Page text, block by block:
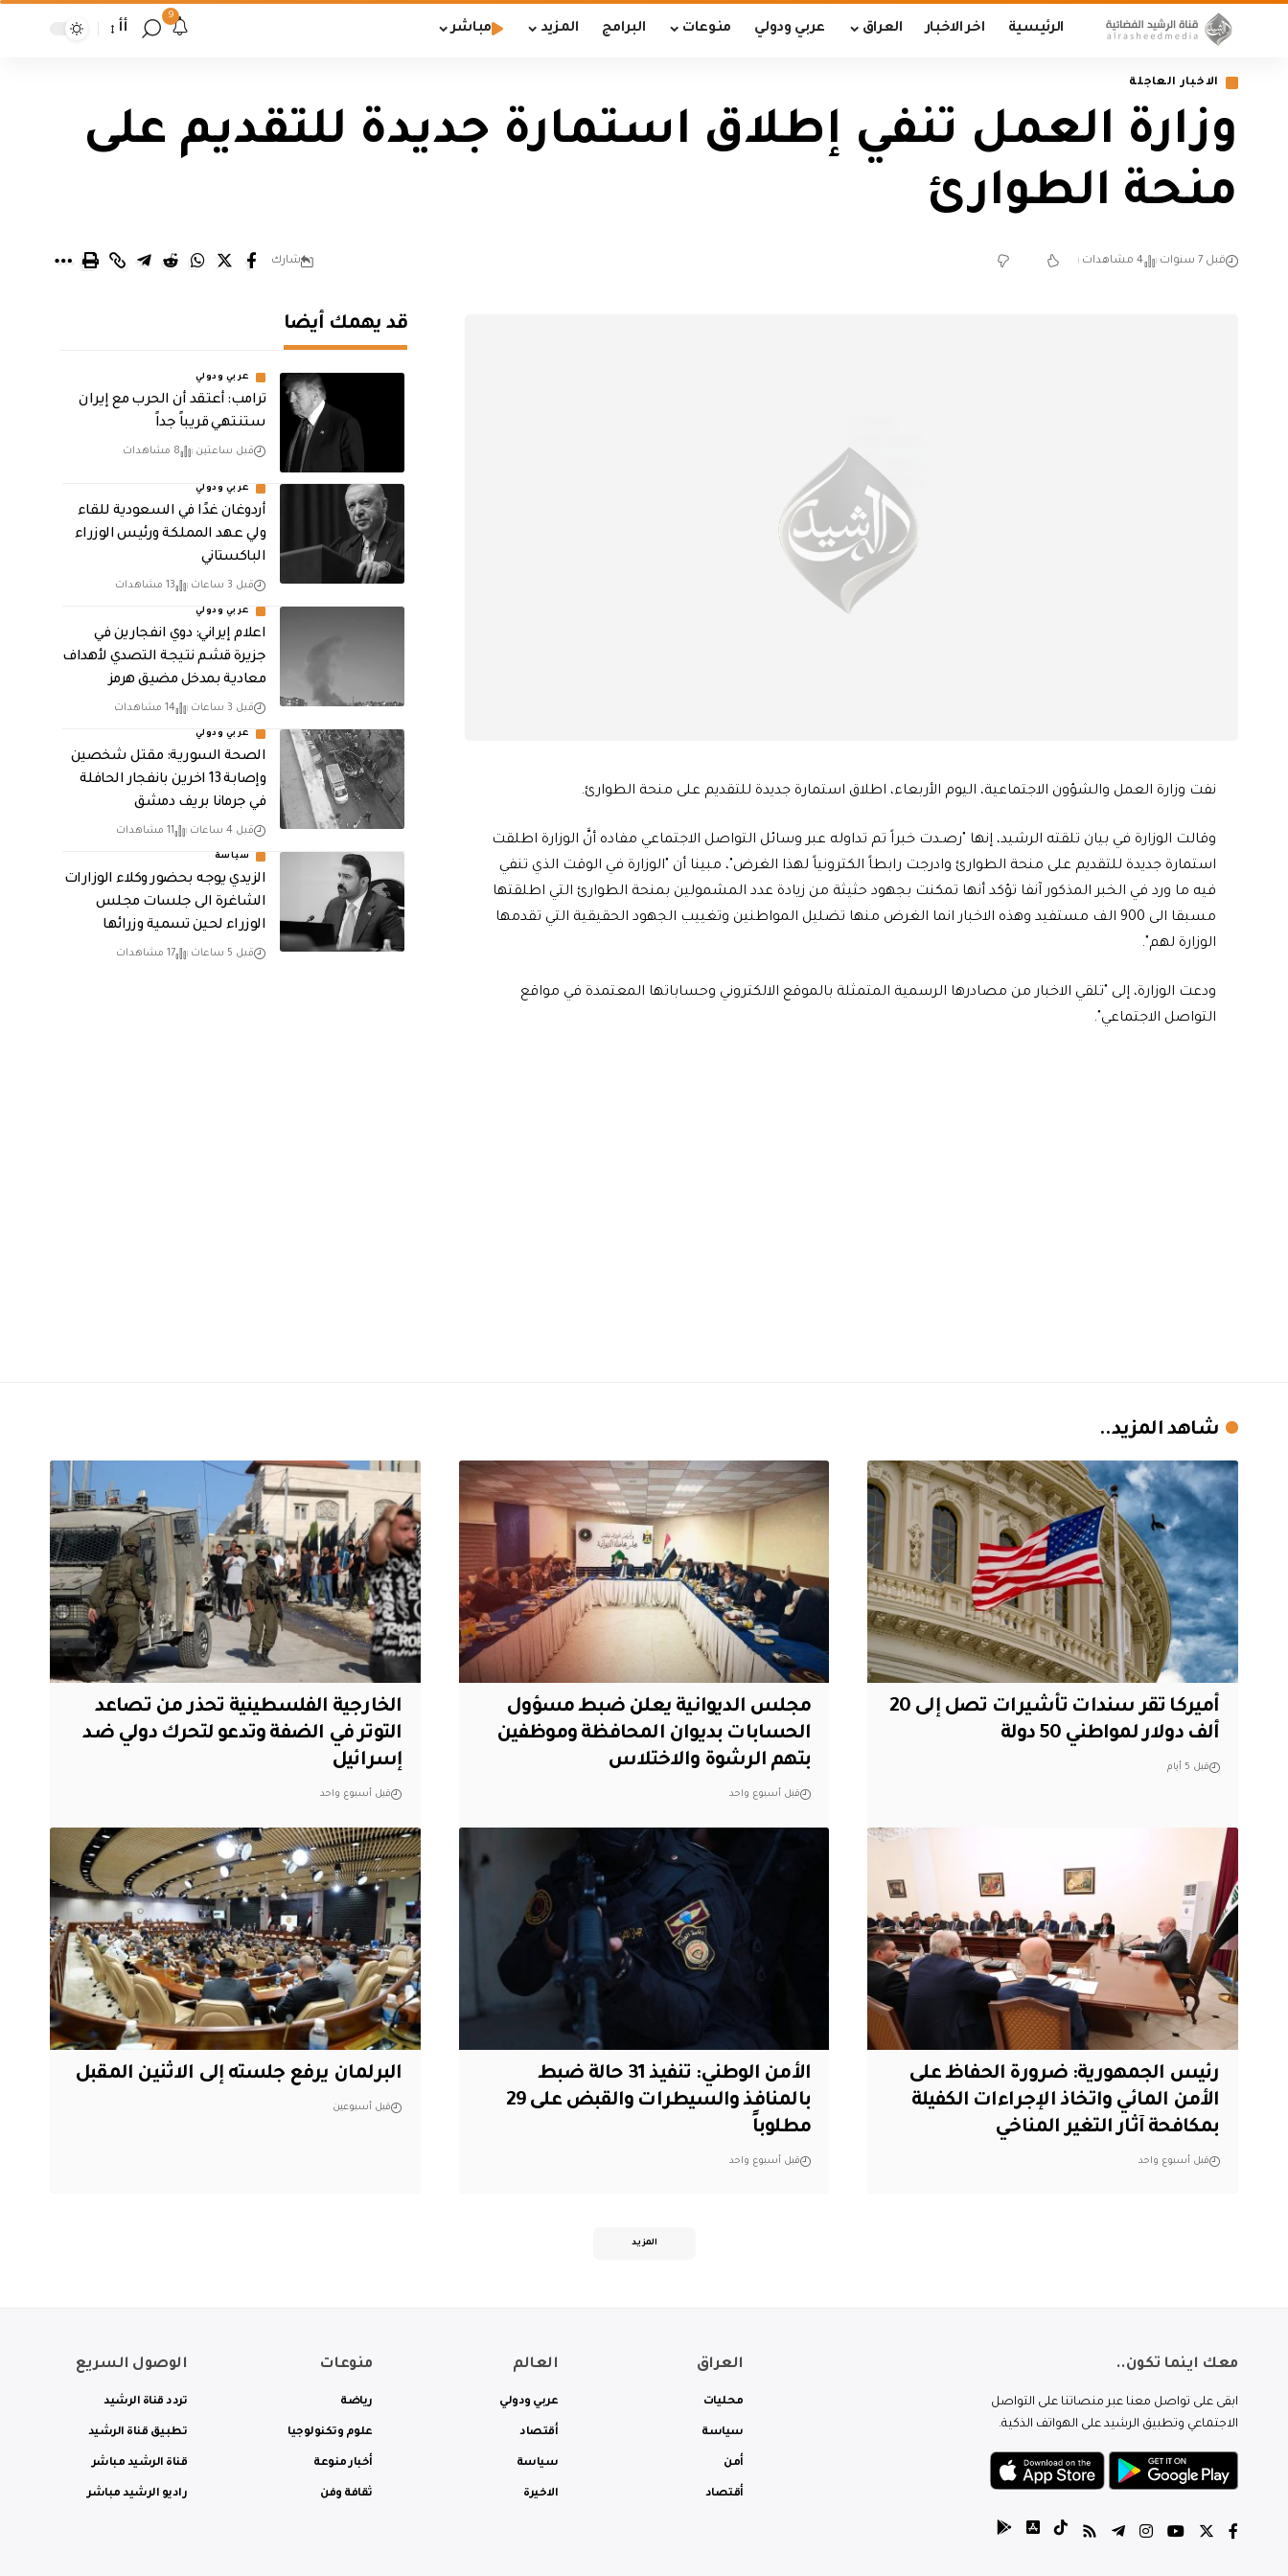
الرئيسية اخر الاخبار العراق عربي ودولي منوعات البرامج المزيد مباشر
9
أأ
الاخبار العاجلة
وزارة العمل تنفي إطلاق استمارة جديدة للتقديم على
منحة الطوارئ
قبل 7 سنوات 4 مشاهدات شارك
نفت وزارة العمل والشؤون الاجتماعية، اليوم الأربعاء، اطلاق استمارة جديدة للتقديم على منحة الطوارئ.
وقالت الوزارة في بيان تلقته الرشيد، إنها "رصـدت خبراً تم تداوله عبر وسائل التواصل الاجتماعي مفاده أنَّ الوزارة اطلقت
استمارة جديدة للتقديم على منحة الطوارئ وادرجت رابطاً الكترونياً لهذا الغرض"، مبينا أن "الوزارة في الوقت الذي تنفي
فيه ما ورد في الخبر المذكور آنفا تؤكد أنها تمكنت بجهود حثيثة من زيادة عدد المشمولين بمنحة الطوارئ التي اطلقتها
مسبقا الى 900 الف مستفيد وهذه الاخبار انما الغرض منها تضليل المواطنين وتغييب الجهود الحقيقية التي تقدمها
الوزارة لهم".
ودعت الوزارة، إلى "تلقي الاخبار من مصادرها الرسمية المتمثلة بالموقع الالكتروني وحساباتها المعتمدة في مواقع
التواصل الاجتماعي".
قد يهمك أيضا
عربي ودولي
‏ترامب: أعتقد أن الحرب مع إيران
ستنتهي قريباً جداً
قبل ساعتين 8 مشاهدات
عربي ودولي
أردوغان غدًا في السعودية للقاء
ولي عهد المملكة ورئيس الوزراء
الباكستاني
قبل 3 ساعات 13 مشاهدات
عربي ودولي
اعلام إيراني: دوي انفجارين في
جزيرة قشم نتيجة التصدي لأهداف
معادية بمدخل مضيق هرمز
قبل 3 ساعات 14 مشاهدات
عربي ودولي
الصحة السورية: مقتل شخصين
وإصابة 13 اخرين بانفجار الحافلة
في جرمانا بريف دمشق
قبل 4 ساعات 11 مشاهدات
سياسة
الزيدي يوجه بحضور وكلاء الوزارات
الشاغرة الى جلسات مجلس
الوزراء لحين تسمية وزرائها
قبل 5 ساعات 17 مشاهدات
شاهد المزيد..
أميركا تقر سندات تأشيرات تصل إلى 20
ألف دولار لمواطني 50 دولة
قبل 5 أيام
مجلس الديوانية يعلن ضبط مسؤول
الحسابات بديوان المحافظة وموظفين
بتهم الرشوة والاختلاس
قبل أسبوع واحد
الخارجية الفلسطينية تحذر من تصاعد
التوتر في الضفة وتدعو لتحرك دولي ضد
إسرائيل
قبل أسبوع واحد
رئيس الجمهورية: ضرورة الحفاظ على
الأمن المائي واتخاذ الإجراءات الكفيلة
بمكافحة آثار التغير المناخي
قبل أسبوع واحد
الأمن الوطني: تنفيذ 31 حالة ضبط
بالمنافذ والسيطرات والقبض على 29
مطلوباً
قبل أسبوع واحد
البرلمان يرفع جلسته إلى الاثنين المقبل
قبل أسبوعين
المزيد
معك اينما تكون..
ابقى على تواصل معنا عبر منصاتنا على التواصل
الاجتماعي وتطبيق الرشيد على الهواتف الذكية.
العراق
محليات
سياسة
أمن
أقتصاد
العالم
عربي ودولي
أقتصاد
سياسة
الاخيرة
منوعات
رياضة
علوم وتكنولوجيا
أخبار منوعة
ثقافة وفن
الوصول السريع
تردد قناة الرشيد
تطبيق قناة الرشيد
قناة الرشيد مباشر
راديو الرشيد مباشر